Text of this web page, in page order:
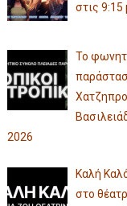
στις 9:15
Το
2026
Καλή
στο